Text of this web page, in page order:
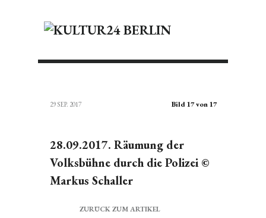
29 SEP. 2017 Bild 17 von 17
28.09.2017. Räumung der
Volksbühne durch die Polizei ©
Markus Schaller
ZURÜCK ZUM ARTIKEL